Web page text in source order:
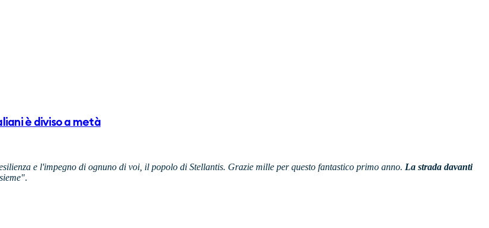
è diviso a metà
e l'impegno di ognuno di voi, il popolo di Stellantis. Grazie mille per questo fantastico primo anno. La strada davanti
.